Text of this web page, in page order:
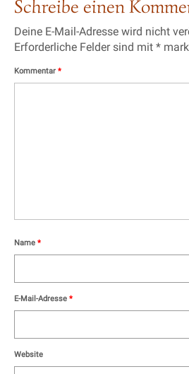
Schreibe einen
Deine E-Mail-Adresse wird nicht
Erforderliche Felder sind mit *
Kommentar *
Name *
E-Mail-Adresse *
Website